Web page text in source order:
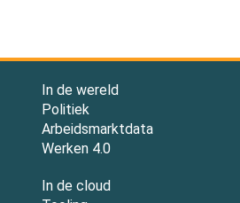
In de wereld
Politiek
Arbeidsmarktdata
Werken 4.0
In de cloud